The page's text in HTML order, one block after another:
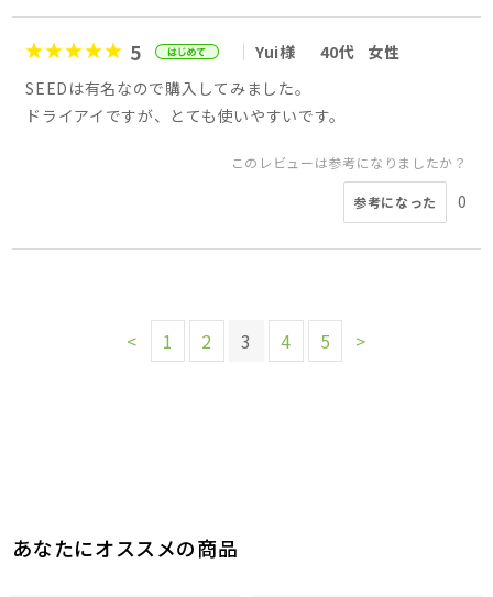
5 Yui様 40代
女性
SEEDは有名なので購入してみました。
ドライアイですが、とても使いやすいです。
このレビューは参考になりましたか？
参考になった 0
< 1 2 3 4 5 >
あなたにオススメの商品